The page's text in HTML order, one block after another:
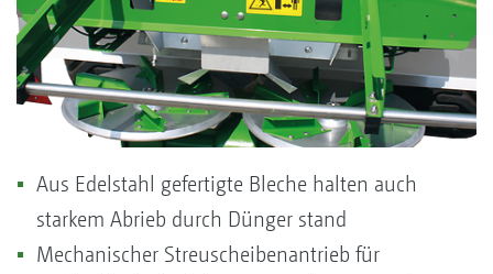
Aus Edelstahl gefertigte Bleche halten auch
starkem Abrieb durch Dünger stand
Mechanischer Streuscheibenantrieb für